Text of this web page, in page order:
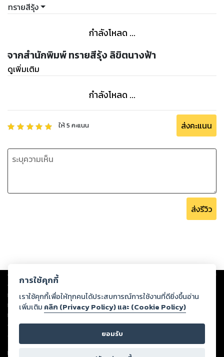
ไม่คิดว่าจะโดนสวนกลับแบบนี้ มีคุณบีบมือเล็ก
ไม่ทันได้จูบฝ่ามือเล็กฟาดที่แก้มมีคุณเป็นรอยนิ้ว ก่อนที่ร่างบางจะ
วิ่งหนีไป มีคุณหน้าบึ้งรีบสาวเท้าไล่ตามแต่มีสุนัขตัวจิ๋วมากัดที่
กางเกง สกัดเขาไว้
การกระทำนั้นทำให้แม่ตัวดีได้กลับมาหาเขาเอง ดังนั้นครู่ต่อมา
สุนัขตัวน้อยก็ได้จับแยกกับหมู่ดาว หญิงสาวร้องให้เขาปล่อย เธอ
จะไปหาสุนัขตัวนั้น แต่มีหรือเขาจะปล่อยเธอไป
ทรายสีรุ้ง
กำลังโหลด ...
จากสำนักพิมพ์ ทรายสีรุ้ง ลิขิตนางฟ้า
ดูเพิ่มเติม
กำลังโหลด ...
ให้5 คะแนน ส่งคะแนน
ส่งรีวิว
Copyright © 2026
ต่อผลงานหรือเนื้อหาใดที่อัปโหลดผ่านเว็บไซต์และปรากฏว่าละเมิดสิทธิใน
ทรัพย์สินทางปัญญาของบุคคลอื่นหรือขัดต่อกฎหมายและศีลธรรม ดังนั้น ผู้อ่าน
ทุกท่านโปรดใช้วิจารณญาณในการกลั่นกรองด้วยตนเอง และหากท่านพบว่าส่วน
หนึ่งส่วนใดขัดต่อกฎหมายและศีลธรรม กรุณาแจ้งมายังบริษัท เพื่อทีมงานจะได้
ดำเนินการในทันที ทั้งนี้ ทางสตอรี่ล็อกขอสงวนลิขสิทธิ์ตามพระราชบัญญัติ
ลิขสิทธิ์ พ.ศ. 2537 (ฉบับล่าสุด)
For support: member@ookbee.com
การใช้คุกกี้
เราใช้คุกกี้เพื่อให้ทุกคนได้ประสบการณ์การใช้งานที่ดียิ่งขึ้นอ่าน
เพิ่มเติม คลิก (Privacy Policy) และ (Cookie Policy)
ยอมรับ